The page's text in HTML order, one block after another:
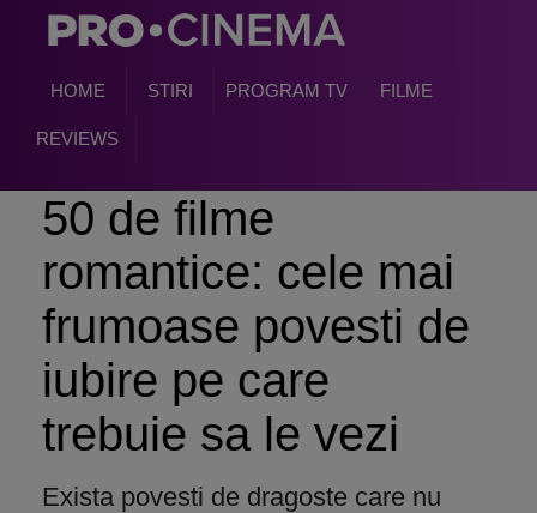
HOME STIRI PROGRAM TV FILME
REVIEWS
50 de filme
romantice: cele mai
frumoase povesti de
iubire pe care
trebuie sa le vezi
Exista povesti de dragoste care nu